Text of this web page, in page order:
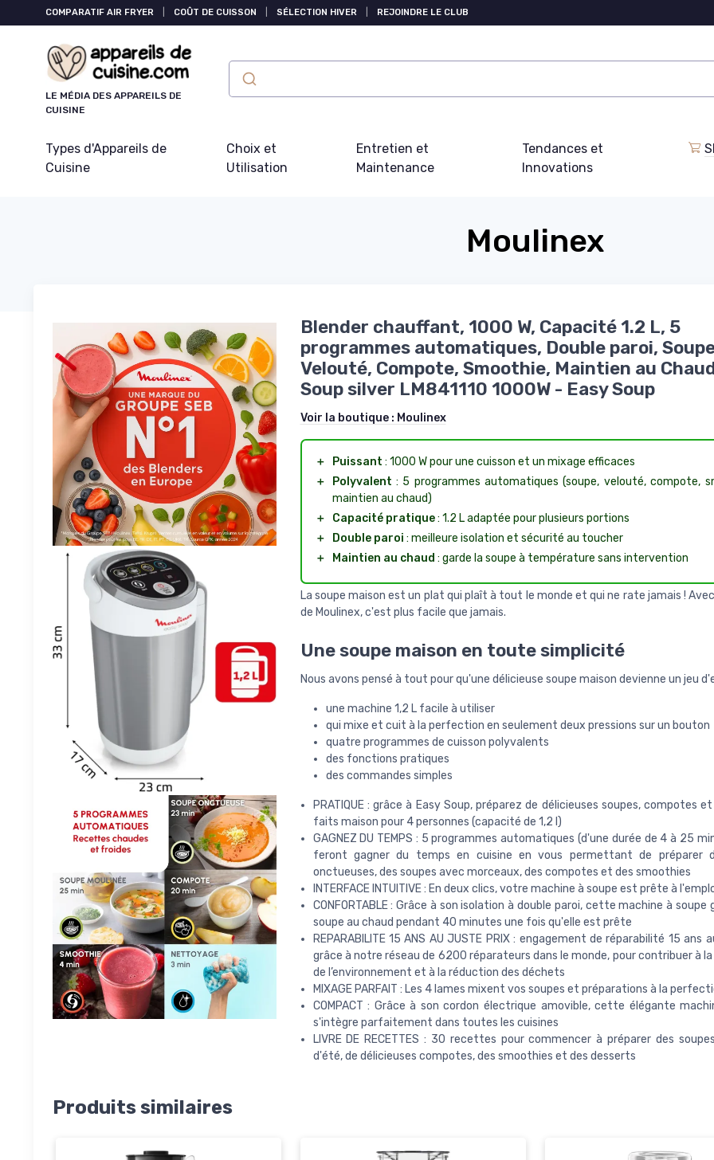
COMPARATIF AIR FRYER COÛT DE CUISSON SÉLECTION HIVER REJOINDRE LE CLUB
LE MÉDIA DES APPAREILS DE
CUISINE
Types d'Appareils de
Cuisine
Choix et
Utilisation
Entretien et
Maintenance
Tendances et
Innovations
Moulinex
Blender chauffant, 1000 W, Capacité 1.2 L, 5
programmes automatiques, Double paroi,
Velouté, Compote, Smoothie, Maintien au
Soup silver LM841110 1000W - Easy Soup
Voir la boutique : Moulinex
＋ Puissant : 1000 W pour une cuisson et un mixage efficaces
＋
Polyvalent : 5 programmes automatiques (soupe, velouté, compote,
maintien au chaud)
＋
Capacité pratique: 1.2 L adaptée pour plusieurs portions
＋
Double paroi : meilleure isolation et sécurité au toucher
＋
Maintien au chaud : garde la soupe à température sans intervention
La soupe maison est un plat qui plaît à tout le monde et qui ne rate jamais !
de Moulinex, c'est plus facile que jamais.
Une soupe maison en toute simplicité
Nous avons pensé à tout pour qu'une délicieuse soupe maison devienne un jeu
une machine 1,2 L facile à utiliser
qui mixe et cuit à la perfection en seulement deux pressions sur un bouton
quatre programmes de cuisson polyvalents
des fonctions pratiques
des commandes simples
PRATIQUE : grâce à Easy Soup, préparez de délicieuses soupes, compotes
faits maison pour 4 personnes (capacité de 1,2 l)
GAGNEZ DU TEMPS : 5 programmes automatiques (d'une durée de 4 à 25
feront gagner du temps en cuisine en vous permettant de préparer
onctueuses, des soupes avec morceaux, des compotes et des smoothies
INTERFACE INTUITIVE : En deux clics, votre machine à soupe est prête à
CONFORTABLE : Grâce à son isolation à double paroi, cette machine à soupe
soupe au chaud pendant 40 minutes une fois qu'elle est prête
REPARABILITE 15 ANS AU JUSTE PRIX : engagement de réparabilité 15 ans
grâce à notre réseau de 6200 réparateurs dans le monde, pour contribuer à
de l’environnement et à la réduction des déchets
MIXAGE PARFAIT : Les 4 lames mixent vos soupes et préparations à la
COMPACT : Grâce à son cordon électrique amovible, cette élégante
s'intègre parfaitement dans toutes les cuisines
LIVRE DE RECETTES : 30 recettes pour commencer à préparer des
d'été, de délicieuses compotes, des smoothies et des desserts
Produits similaires
Panneau de gestion des cookies